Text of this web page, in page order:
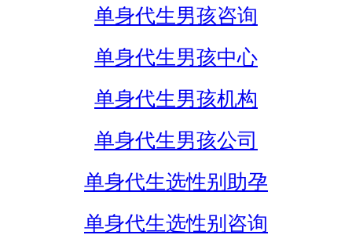
单身代生男孩咨询
单身代生男孩中心
单身代生男孩机构
单身代生男孩公司
单身代生选性别助孕
单身代生选性别咨询